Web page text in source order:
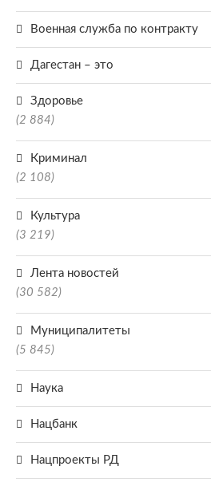
Военная служба по контракту
Дагестан – это
Здоровье
(2 884)
Криминал
(2 108)
Культура
(3 219)
Лента новостей
(30 582)
Муниципалитеты
(5 845)
Наука
Нацбанк
Нацпроекты РД